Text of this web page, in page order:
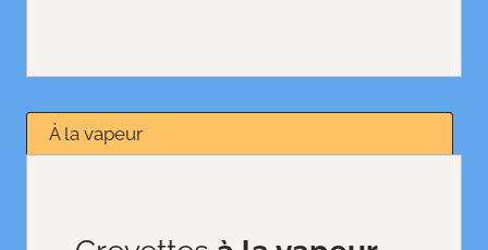
À la vapeur